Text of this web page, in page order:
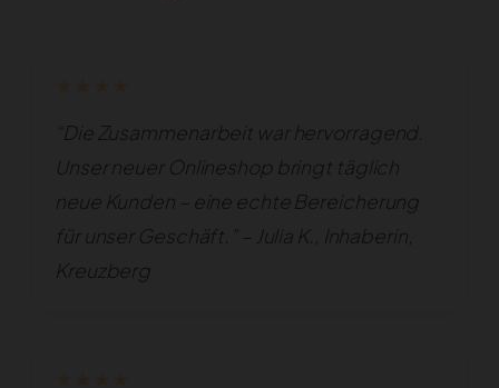
“Die Zusammenarbeit war hervorragend.
Unser neuer Onlineshop bringt täglich
neue Kunden – eine echte Bereicherung
für unser Geschäft.” – Julia K., Inhaberin,
Kreuzberg